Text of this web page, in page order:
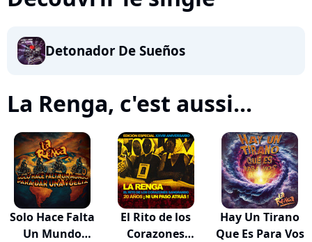
Detonador De Sueños
La Renga, c'est aussi...
Solo Hace Falta
Un Mundo
El Rito de los
Corazones
Hay Un Tirano
Que Es Para Vos